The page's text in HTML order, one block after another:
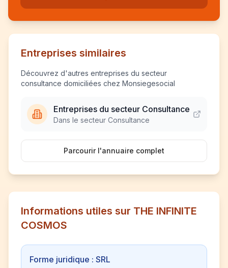
Entreprises similaires
Découvrez d'autres entreprises du secteur
consultance domiciliées chez Monsiegesocial
Entreprises du secteur Consultance
Dans le secteur Consultance
Parcourir l'annuaire complet
Informations utiles sur THE INFINITE
COSMOS
Forme juridique : SRL